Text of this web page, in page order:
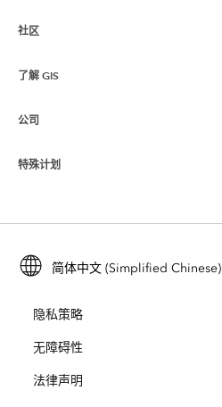
ArcGIS 概览
制图
Esri Store
社区
Esri 社区
ArcGIS 博客
Esri 年轻专家关系网
了解 GIS
什么是 GIS？
位置智能
培训
ArcUser
ArcNews
ArcWatch
公司
关于 Esri
招贤纳士
开放视野
特殊计划
ArcGIS for Student Use
保护
简体中文 (Simplified Chinese)
隐私策略
无障碍性
法律声明